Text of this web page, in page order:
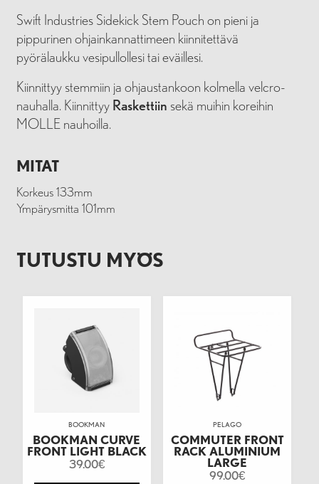
Swift Industries Sidekick Stem Pouch on pieni ja
pippurinen ohjainkannattimeen kiinnitettävä
pyörälaukku vesipullollesi tai eväillesi.
Kiinnittyy stemmiin ja ohjaustankoon kolmella velcro-
nauhalla. Kiinnittyy Raskettiin sekä muihin koreihin
MOLLE nauhoilla.
MITAT
Korkeus 133mm
Ympärysmitta 101mm
TUTUSTU MYÖS
BOOKMAN
BOOKMAN CURVE
FRONT LIGHT BLACK
39.00€
PELAGO
COMMUTER FRONT
RACK ALUMINIUM
LARGE
99.00€